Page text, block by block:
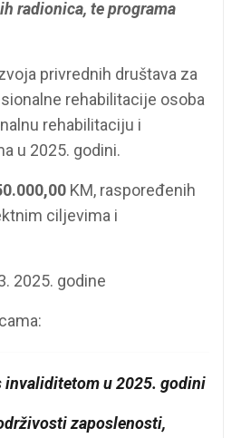
radionica, te programa
privrednih društava za
rehabilitacije osoba
rehabilitaciju i
u 2025. godini.
KM, raspoređenih
ciljevima i
2025. godine
invaliditetom u 2025. godini
zaposlenosti,